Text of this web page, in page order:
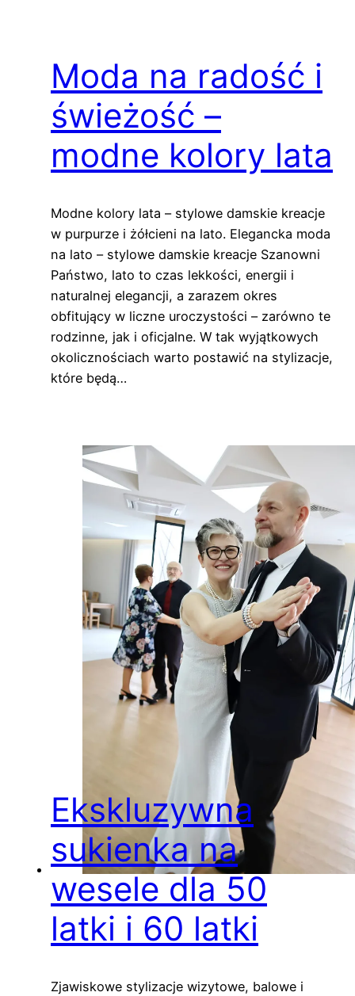
Moda na radość i
świeżość –
modne kolory lata
Modne kolory lata – stylowe damskie kreacje
w purpurze i żółcieni na lato. Elegancka moda
na lato – stylowe damskie kreacje Szanowni
Państwo, lato to czas lekkości, energii i
naturalnej elegancji, a zarazem okres
obfitujący w liczne uroczystości – zarówno te
rodzinne, jak i oficjalne. W tak wyjątkowych
okolicznościach warto postawić na stylizacje,
które będą…
Ekskluzywna
sukienka na
wesele dla 50
latki i 60 latki
Zjawiskowe stylizacje wizytowe, balowe i